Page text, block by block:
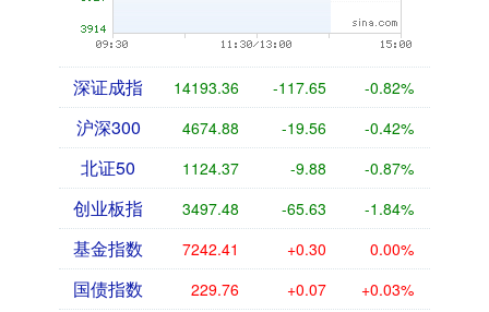
深证成指 14193.36 -117.65 -0.82%
沪深300 4674.88 -19.56 -0.42%
北证50 1124.37 -9.88 -0.87%
创业板指 3497.48 -65.63 -1.84%
基金指数 7242.41 +0.30 0.00%
国债指数 229.76 +0.07 +0.03%